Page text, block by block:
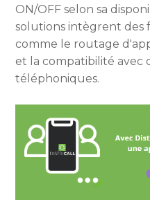
ON/OFF selon sa
solutions intègrent des
comme le routage
et la compatibilité avec
téléphoniques.